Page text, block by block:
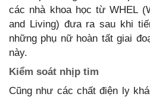
các nhà khoa học từ WHEL
and Living) đưa ra sau khi
những phụ nữ hoàn tất giai
này.
Kiểm soát nhịp tim
Cũng như các chất điện ly